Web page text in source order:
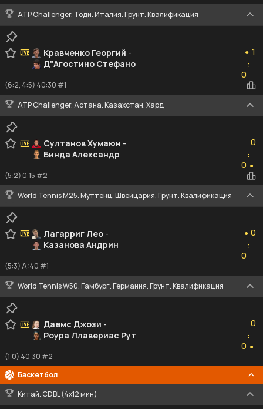
ATP Challenger. Тоди. Италия. Грунт. Квалификация
Кравченко Георгий -
Д"Агостино Стефано
● 1
:
0
(6:2, 4:5) 40:30 #1
ATP Challenger. Астана. Казахстан. Хард
Султанов Хумаюн -
Бинда Александр
0
:
0 ●
(5:2) 0:15 #2
World Tennis M25. Муттенц. Швейцария. Грунт. Квалификация
Лагарриг Лео -
Казанова Андрин
● 0
:
0
(5:3) A:40 #1
World Tennis W50. Гамбург. Германия. Грунт. Квалификация
Даемс Джози -
Роура Ллавериас Рут
0
:
0 ●
(1:0) 40:30 #2
Баскетбол
Китай. CDBL (4x12 мин)